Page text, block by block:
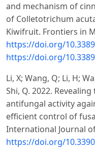
and mechanism of
of Colletotrichum
Kiwifruit. Frontiers in
https://doi.org/
https://doi.org/
Li, X; Wang, Q; Li, H;
Shi, Q. 2022.
antifungal activity
efficient control of
International Journal
https://doi.org/